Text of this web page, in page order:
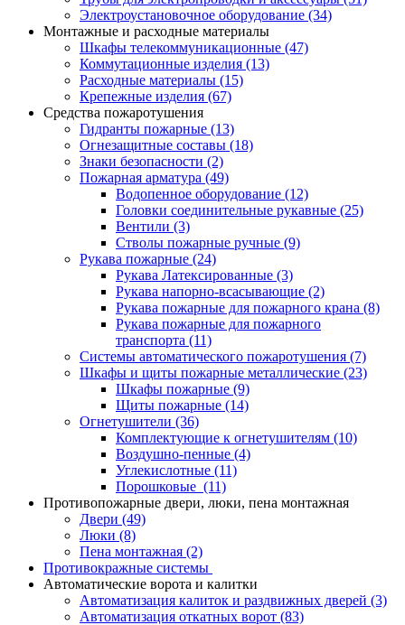
Электроустановочное оборудование (34)
Монтажные и расходные материалы
Шкафы телекоммуникационные (47)
Коммутационные изделия (13)
Расходные материалы (15)
Крепежные изделия (67)
Средства пожаротушения
Гидранты пожарные (13)
Огнезащитные составы (18)
Знаки безопасности (2)
Пожарная арматура (49)
Водопенное оборудование (12)
Головки соединительные рукавные (25)
Вентили (3)
Стволы пожарные ручные (9)
Рукава пожарные (24)
Рукава Латексированные (3)
Рукава напорно-всасывающие (2)
Рукава пожарные для пожарного крана (8)
Рукава пожарные для пожарного
транспорта (11)
Системы автоматического пожаротушения (7)
Шкафы и щиты пожарные металлические (23)
Шкафы пожарные (9)
Щиты пожарные (14)
Огнетушители (36)
Комплектующие к огнетушителям (10)
Воздушно-пенные (4)
Углекислотные (11)
Порошковые (11)
Противопожарные двери, люки, пена монтажная
Двери (49)
Люки (8)
Пена монтажная (2)
Противокражные системы
Автоматические ворота и калитки
Автоматизация калиток и раздвижных дверей (3)
Автоматизация откатных ворот (83)